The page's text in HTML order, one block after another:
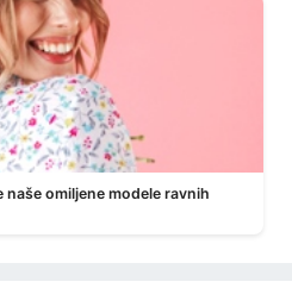
omiljene modele ravnih